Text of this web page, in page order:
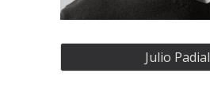
Julio Padial